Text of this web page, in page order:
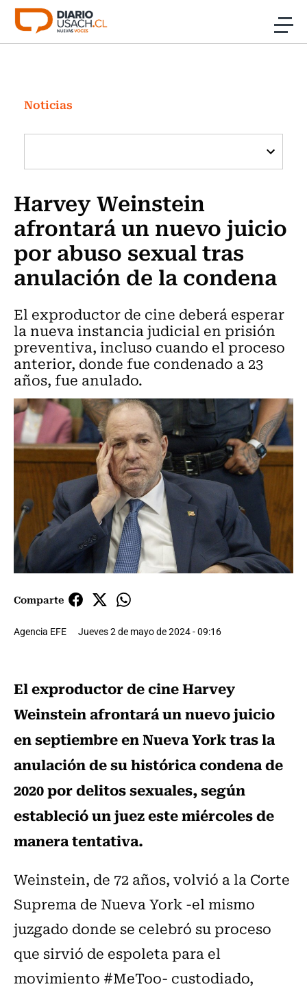
Click acá para ir directamente al contenido
Investigación
Cultura
Programas Radio y TV Usach
Noticias
Harvey Weinstein
afrontará un nuevo juicio
por abuso sexual tras
anulación de la condena
El exproductor de cine deberá esperar
la nueva instancia judicial en prisión
preventiva, incluso cuando el proceso
anterior, donde fue condenado a 23
años, fue anulado.
Comparte
Agencia EFE Jueves 2 de mayo de 2024 - 09:16
El exproductor de cine Harvey
Weinstein afrontará un nuevo juicio
en septiembre en Nueva York tras la
anulación de su histórica condena de
2020 por delitos sexuales, según
estableció un juez este miércoles de
manera tentativa.
Weinstein, de 72 años, volvió a la Corte
Suprema de Nueva York -el mismo
juzgado donde se celebró su proceso
que sirvió de espoleta para el
movimiento #MeToo- custodiado,